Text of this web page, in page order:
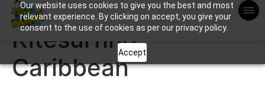
Our website uses cookies to give you the best and most
relevant experience. By clicking on accept, you give your
consent to the use of cookies as per our privacy policy.
Accept
Apuntame !
Kitesurfing
Caribbean